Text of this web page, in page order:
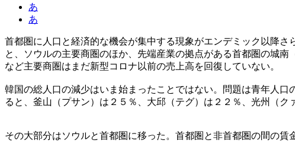
あ
あ
首都圏に人口と経済的な機会が集中する現象がエンデミック以降
と、ソウルの主要商圏のほか、先端産業の拠点がある首都圏の城
など主要商圏はまだ新型コロナ以前の売上高を回復していない。
韓国の総人口の減少はいま始まったことではない。問題は青年人
ると、釜山（プサン）は２５％、大邱（テグ）は２２％、光州（
その大部分はソウルと首都圏に移った。首都圏と非首都圏の間の